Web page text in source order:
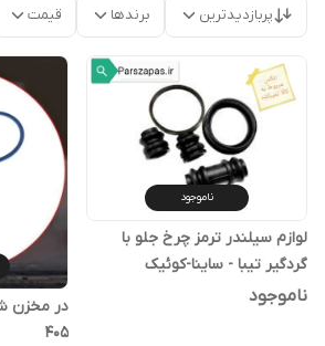
پربازدیدترین برندها قیمت
ناموجود
لوازم سیلندر ترمز چرخ جلو با
گردگیر تیبا - ساینا-کوئیک
ناموجود
405